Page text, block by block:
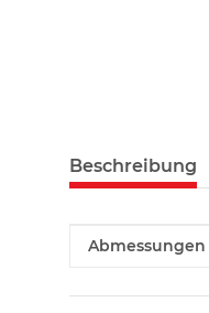
weitere
Beschreibung
Wert
Abmessungen